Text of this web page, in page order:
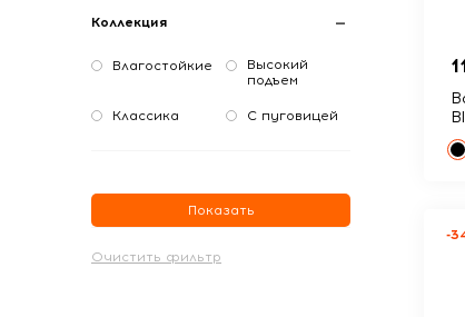
Коллекция
Влагостойкие
Высокий
подъем
Классика С пуговицей
Показать
-